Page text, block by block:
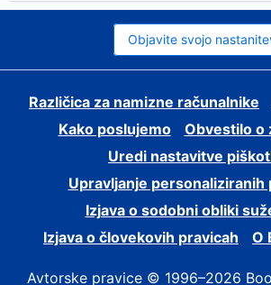
Objavite svojo
Različica za namizne računalnike
Kako poslujemo
Obvestilo o
Uredi nastavitve
Upravljanje personaliziranih
Izjava o sodobni obliki
Izjava o človekovih pravicah
O
Avtorske pravice © 1996–2026